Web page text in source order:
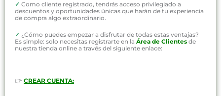
✓ Como cliente registrado, tendrás acceso privilegiado a
descuentos y oportunidades únicas que harán de tu experiencia
de compra algo extraordinario.
✓ ¿Cómo puedes empezar a disfrutar de todas estas ventajas?
Es simple: solo necesitas registrarte en la Área de Clientes de
nuestra tienda online a través del siguiente enlace:
👉 CREAR CUENTA: